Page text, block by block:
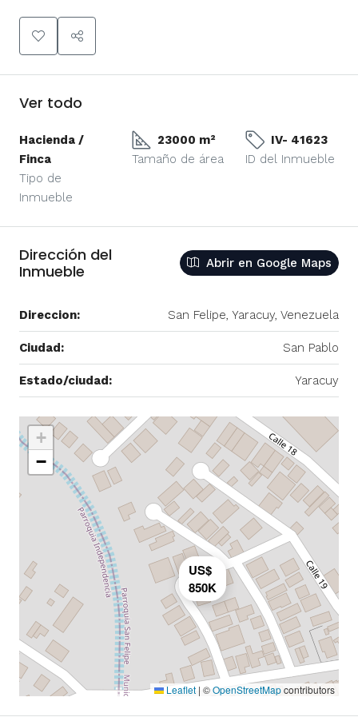
Ver todo
Hacienda /
Finca
Tipo de
Inmueble
23000 m²
Tamaño de área
IV- 41623
ID del Inmueble
Dirección del
Inmueble
Abrir en Google Maps
Direccion: San Felipe, Yaracuy, Venezuela
Ciudad: San Pablo
Estado/ciudad: Yaracuy
US$
850K
+
−
Leaflet | ©OpenStreetMapcontributors